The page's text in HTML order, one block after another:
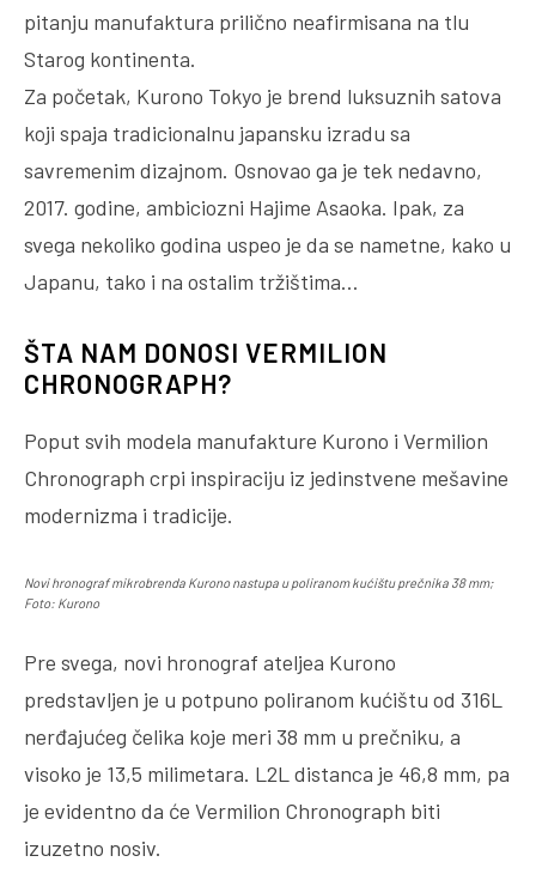
pitanju manufaktura prilično neafirmisana na tlu
Starog kontinenta.
Za početak, Kurono Tokyo je brend luksuznih satova
koji spaja tradicionalnu japansku izradu sa
savremenim dizajnom. Osnovao ga je tek nedavno,
2017. godine, ambiciozni Hajime Asaoka. Ipak, za
svega nekoliko godina uspeo je da se nametne, kako u
Japanu, tako i na ostalim tržištima…
ŠTA NAM DONOSI VERMILION
CHRONOGRAPH?
Poput svih modela manufakture Kurono i Vermilion
Chronograph crpi inspiraciju iz jedinstvene mešavine
modernizma i tradicije.
Novi hronograf mikrobrenda Kurono nastupa u poliranom kućištu prečnika 38 mm;
Foto: Kurono
Pre svega, novi hronograf ateljea Kurono
predstavljen je u potpuno poliranom kućištu od 316L
nerđajućeg čelika koje meri 38 mm u prečniku, a
visoko je 13,5 milimetara. L2L distanca je 46,8 mm, pa
je evidentno da će Vermilion Chronograph biti
izuzetno nosiv.